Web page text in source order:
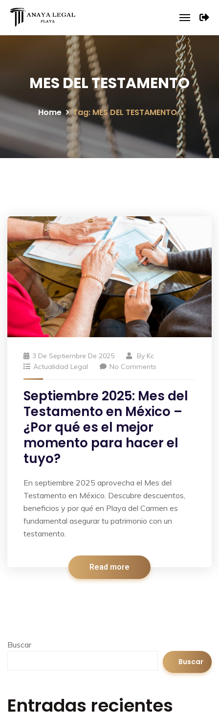
MES DEL TESTAMENTO
Home Tag: MES DEL TESTAMENTO
3 De Septiembre De 2025 By Kc
Actualidad Legal
No Comments
Septiembre 2025: Mes del
Testamento en México –
¿Por qué es el mejor
momento para hacer el
tuyo?
En septiembre 2025 aprovecha el Mes del
Testamento en México. Descubre descuentos,
beneficios y por qué en Playa del Carmen es
fundamental asegurar tu patrimonio con un
testamento.
Read more
Buscar
Buscar
Entradas recientes